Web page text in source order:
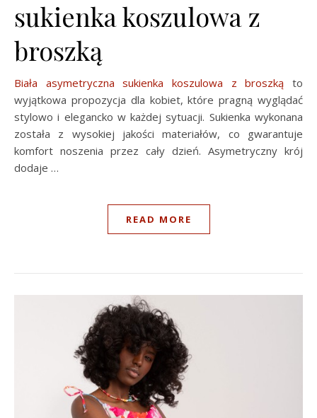
sukienka koszulowa z
broszką
Biała asymetryczna sukienka koszulowa z broszką to
wyjątkowa propozycja dla kobiet, które pragną wyglądać
stylowo i elegancko w każdej sytuacji. Sukienka wykonana
została z wysokiej jakości materiałów, co gwarantuje
komfort noszenia przez cały dzień. Asymetryczny krój
dodaje …
READ MORE